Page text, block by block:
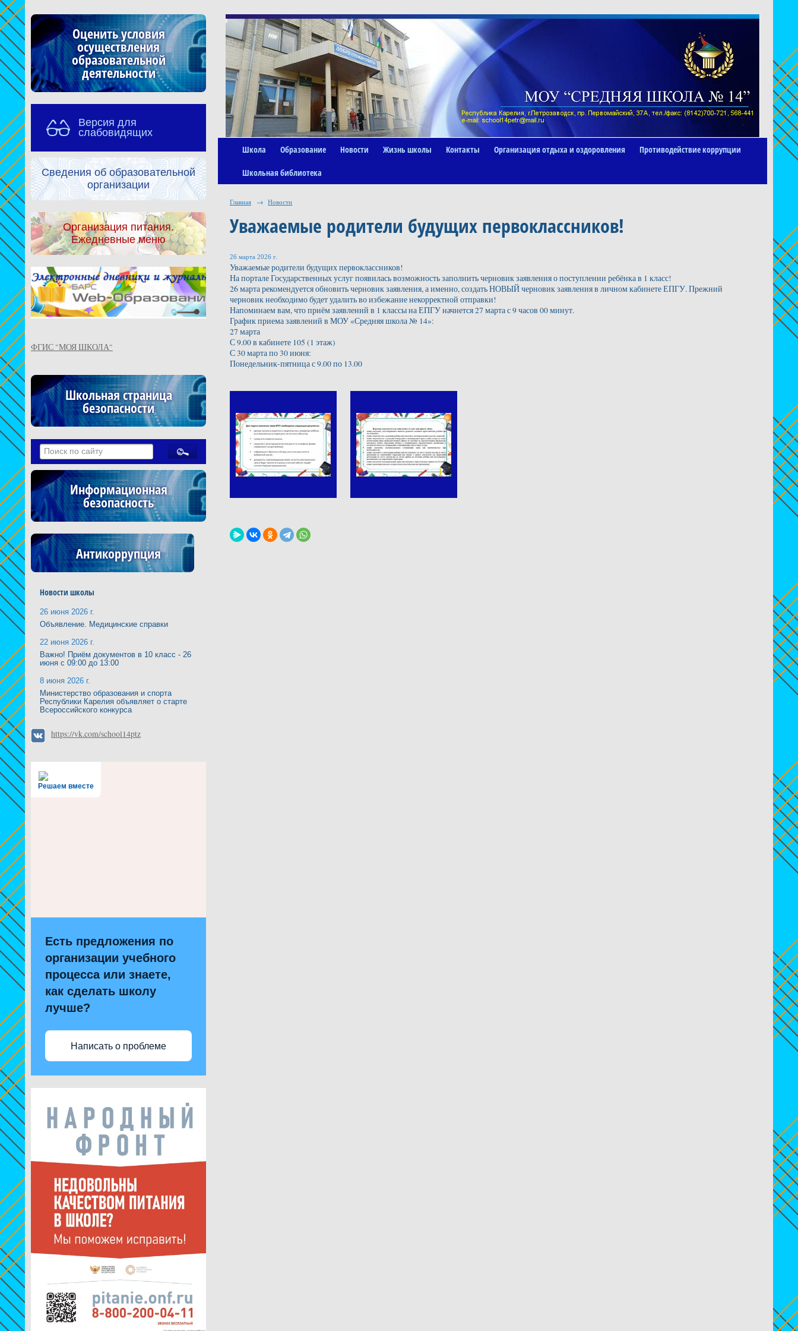
Оценить условия
осуществления
образовательной
деятельности
Версия для
слабовидящих
Сведения об образовательной
организации
Организация питания.
Ежедневные меню
ФГИС "МОЯ ШКОЛА"
Школьная страница
безопасности
Информационная
безопасность
Антикоррупция
Новости школы
26 июня 2026 г.
Объявление. Медицинские справки
22 июня 2026 г.
Важно! Приём документов в 10 класс - 26
июня с 09:00 до 13:00
8 июня 2026 г.
Министерство образования и спорта
Республики Карелия объявляет о старте
Всероссийского конкурса
https://vk.com/school14ptz
Решаем вместе
Есть предложения по
организации учебного
процесса или знаете,
как сделать школу
лучше?
Написать о проблеме
Школа Образование Новости Жизнь школы Контакты Организация отдыха и оздоровления Противодействие коррупции
Школьная библиотека
Главная → Новости
Уважаемые родители будущих первоклассников!
26 марта 2026 г.
Уважаемые родители будущих первоклассников!
На портале Государственных услуг появилась возможность заполнить черновик заявления о поступлении ребёнка в 1 класс!
26 марта рекомендуется обновить черновик заявления, а именно, создать НОВЫЙ черновик заявления в личном кабинете ЕПГУ. Прежний
черновик необходимо будет удалить во избежание некорректной отправки!
Напоминаем вам, что приём заявлений в 1 классы на ЕПГУ начнется 27 марта с 9 часов 00 минут.
График приема заявлений в МОУ «Средняя школа № 14»:
27 марта
С 9.00 в кабинете 105 (1 этаж)
С 30 марта по 30 июня:
Понедельник-пятница с 9.00 по 13.00